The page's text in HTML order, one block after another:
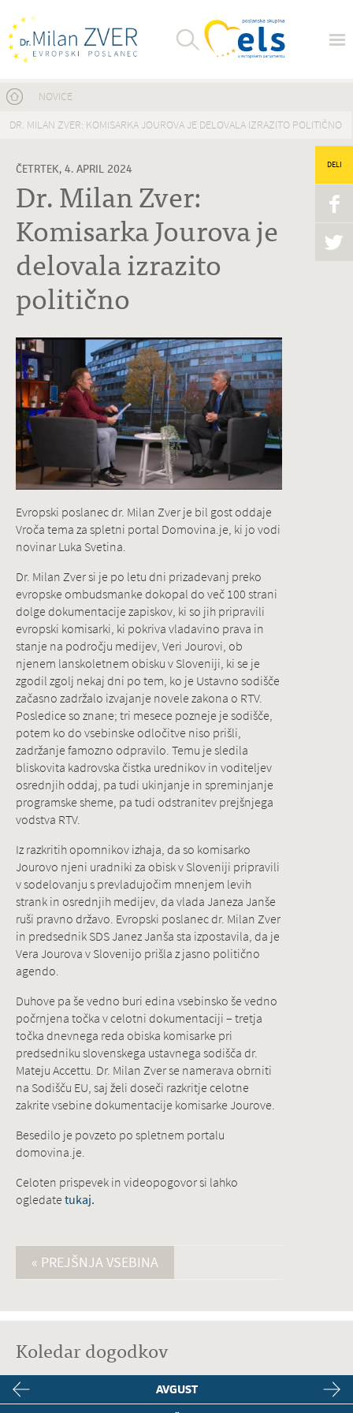
Nahajate se tukaj
NOVICE
DR. MILAN ZVER: KOMISARKA JOUROVA JE DELOVALA IZRAZITO POLITIČNO
ČETRTEK, 4. APRIL 2024
Dr. Milan Zver:
Komisarka Jourova je
delovala izrazito
politično
DELI
Evropski poslanec dr. Milan Zver je bil gost oddaje
Vroča tema za spletni portal Domovina.je, ki jo vodi
novinar Luka Svetina.
Dr. Milan Zver si je po letu dni prizadevanj preko
evropske ombudsmanke dokopal do več 100 strani
dolge dokumentacije zapiskov, ki so jih pripravili
evropski komisarki, ki pokriva vladavino prava in
stanje na področju medijev, Veri Jourovi, ob
njenem lanskoletnem obisku v Sloveniji, ki se je
zgodil zgolj nekaj dni po tem, ko je Ustavno sodišče
začasno zadržalo izvajanje novele zakona o RTV.
Posledice so znane; tri mesece pozneje je sodišče,
potem ko do vsebinske odločitve niso prišli,
zadržanje famozno odpravilo. Temu je sledila
bliskovita kadrovska čistka urednikov in voditeljev
osrednjih oddaj, pa tudi ukinjanje in spreminjanje
programske sheme, pa tudi odstranitev prejšnjega
vodstva RTV.
Iz razkritih opomnikov izhaja, da so komisarko
Jourovo njeni uradniki za obisk v Sloveniji pripravili
v sodelovanju s prevladujočim mnenjem levih
strank in osrednjih medijev, da vlada Janeza Janše
ruši pravno državo. Evropski poslanec dr. Milan Zver
in predsednik SDS Janez Janša sta izpostavila, da je
Vera Jourova v Slovenijo prišla z jasno politično
agendo.
Duhove pa še vedno buri edina vsebinsko še vedno
počrnjena točka v celotni dokumentaciji – tretja
točka dnevnega reda obiska komisarke pri
predsedniku slovenskega ustavnega sodišča dr.
Mateju Accettu. Dr. Milan Zver se namerava obrniti
na Sodišču EU, saj želi doseči razkritje celotne
zakrite vsebine dokumentacije komisarke Jourove.
Besedilo je povzeto po spletnem portalu
domovina.je.
Celoten prispevek in videopogovor si lahko
ogledatetukaj.
« PREJŠNJA VSEBINA
Koledar dogodkov
AVGUST